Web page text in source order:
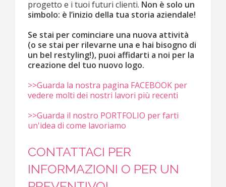
progetto e i tuoi futuri clienti. Non è solo un
simbolo: è l’inizio della tua storia aziendale!
Se stai per cominciare una nuova attività
(o se stai per rilevarne una e hai bisogno di
un bel restyling!), puoi affidarti a noi per la
creazione del tuo nuovo logo.
>>Guarda la nostra pagina FACEBOOK per
vedere molti dei nostri lavori più recenti
>>Guarda il nostro PORTFOLIO per farti
un'idea di come lavoriamo
CONTATTACI PER
INFORMAZIONI O PER UN